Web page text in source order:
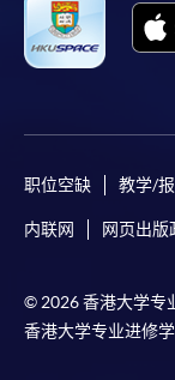
职位空缺 教学/
内联网 网页出版
© 2026 香港大学专
香港大学专业进修